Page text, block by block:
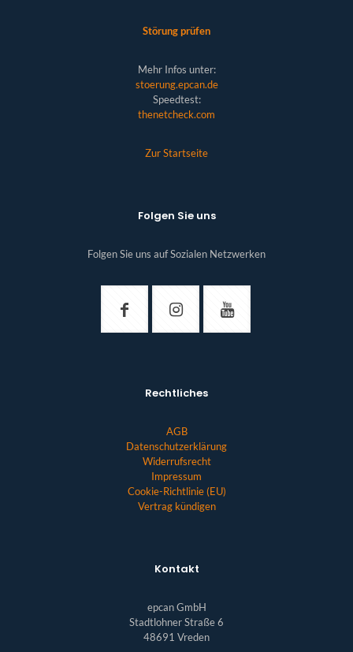
Störung prüfen
Mehr Infos unter:
stoerung.epcan.de
Speedtest:
thenetcheck.com
Zur Startseite
Folgen Sie uns
Folgen Sie uns auf Sozialen Netzwerken
Rechtliches
AGB
Datenschutzerklärung
Widerrufsrecht
Impressum
Cookie-Richtlinie (EU)
Vertrag kündigen
Kontakt
epcan GmbH
Stadtlohner Straße 6
48691 Vreden